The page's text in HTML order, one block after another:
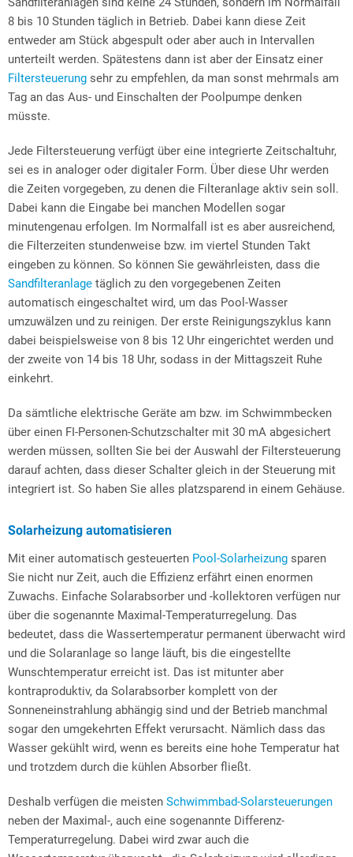
8 bis 10 Stunden täglich in Betrieb. Dabei kann diese Zeit
entweder am Stück abgespult oder aber auch in Intervallen
unterteilt werden. Spätestens dann ist aber der Einsatz einer
Filtersteuerung sehr zu empfehlen, da man sonst mehrmals am
Tag an das Aus- und Einschalten der Poolpumpe denken
müsste.
Jede Filtersteuerung verfügt über eine integrierte Zeitschaltuhr,
sei es in analoger oder digitaler Form. Über diese Uhr werden
die Zeiten vorgegeben, zu denen die Filteranlage aktiv sein soll.
Dabei kann die Eingabe bei manchen Modellen sogar
minutengenau erfolgen. Im Normalfall ist es aber ausreichend,
die Filterzeiten stundenweise bzw. im viertel Stunden Takt
eingeben zu können. So können Sie gewährleisten, dass die
Sandfilteranlage täglich zu den vorgegebenen Zeiten
automatisch eingeschaltet wird, um das Pool-Wasser
umzuwälzen und zu reinigen. Der erste Reinigungszyklus kann
dabei beispielsweise von 8 bis 12 Uhr eingerichtet werden und
der zweite von 14 bis 18 Uhr, sodass in der Mittagszeit Ruhe
einkehrt.
Da sämtliche elektrische Geräte am bzw. im Schwimmbecken
über einen FI-Personen-Schutzschalter mit 30 mA abgesichert
werden müssen, sollten Sie bei der Auswahl der Filtersteuerung
darauf achten, dass dieser Schalter gleich in der Steuerung mit
integriert ist. So haben Sie alles platzsparend in einem Gehäuse.
Solarheizung automatisieren
Mit einer automatisch gesteuerten Pool-Solarheizung sparen
Sie nicht nur Zeit, auch die Effizienz erfährt einen enormen
Zuwachs. Einfache Solarabsorber und -kollektoren verfügen nur
über die sogenannte Maximal-Temperaturregelung. Das
bedeutet, dass die Wassertemperatur permanent überwacht wird
und die Solaranlage so lange läuft, bis die eingestellte
Wunschtemperatur erreicht ist. Das ist mitunter aber
kontraproduktiv, da Solarabsorber komplett von der
Sonneneinstrahlung abhängig sind und der Betrieb manchmal
sogar den umgekehrten Effekt verursacht. Nämlich dass das
Wasser gekühlt wird, wenn es bereits eine hohe Temperatur hat
und trotzdem durch die kühlen Absorber fließt.
Deshalb verfügen die meisten Schwimmbad-Solarsteuerungen
neben der Maximal-, auch eine sogenannte Differenz-
Temperaturregelung. Dabei wird zwar auch die